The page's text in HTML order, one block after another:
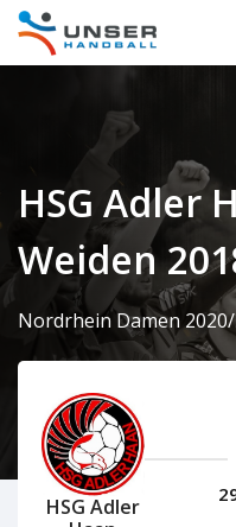
HSG Adler
Weiden
Nordrhein Damen
HSG Adler